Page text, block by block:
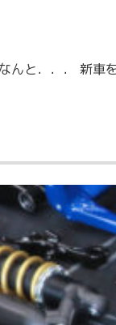
んと．．． 新